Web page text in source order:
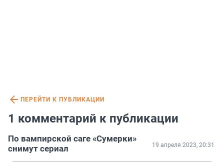
ПЕРЕЙТИ К ПУБЛИКАЦИИ
1 комментарий к публикации
По вампирской саге «Сумерки»
снимут сериал
19 апреля 2023, 20:31